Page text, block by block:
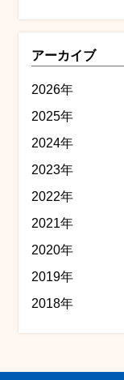
アーカイブ
2026年
2025年
2024年
2023年
2022年
2021年
2020年
2019年
2018年